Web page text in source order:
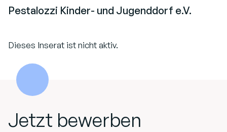
Pestalozzi Kinder- und Jugenddorf e.V.
Dieses Inserat ist nicht aktiv.
Jetzt bewerben